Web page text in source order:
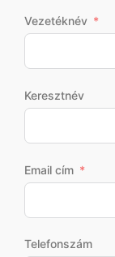
Vezetéknév
Keresztnév
Email cím
Telefonszám